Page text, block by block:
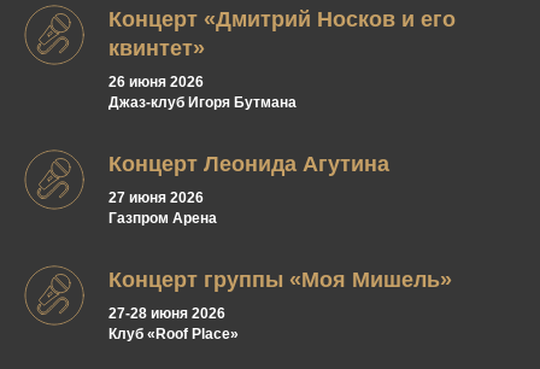
Концерт «Дмитрий Носков и его
квинтет»
26 июня 2026
Джаз-клуб Игоря Бутмана
Концерт Леонида Агутина
27 июня 2026
Газпром Арена
Концерт группы «Моя Мишель»
27-28 июня 2026
Клуб «Roof Place»